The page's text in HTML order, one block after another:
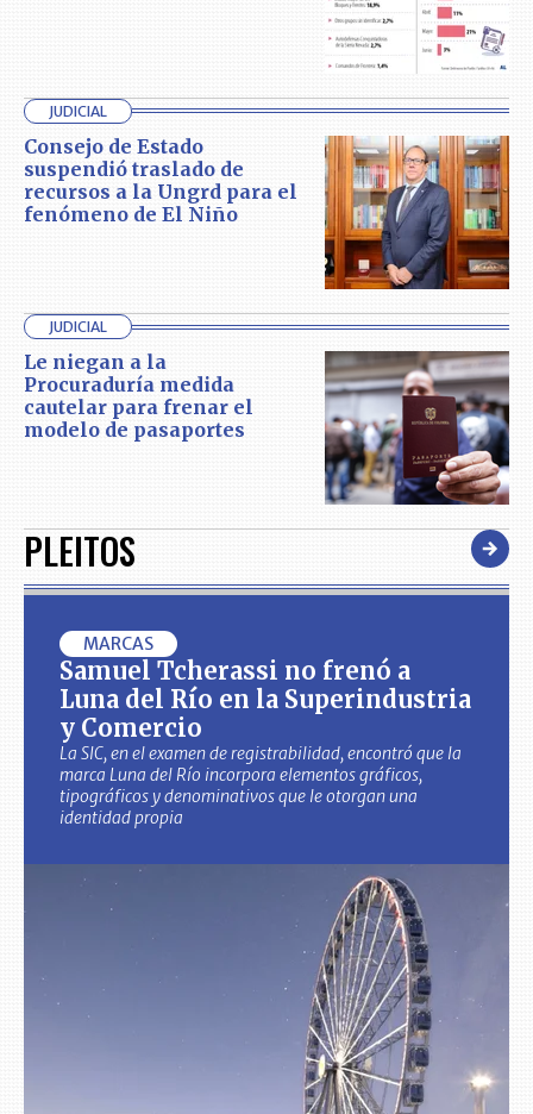
JUDICIAL
Consejo de Estado
suspendió traslado de
recursos a la Ungrd para el
fenómeno de El Niño
JUDICIAL
Le niegan a la
Procuraduría medida
cautelar para frenar el
modelo de pasaportes
PLEITOS
MARCAS
Samuel Tcherassi no frenó a
Luna del Río en la Superindustria
y Comercio
La SIC, en el examen de registrabilidad, encontró que la
marca Luna del Río incorpora elementos gráficos,
tipográficos y denominativos que le otorgan una
identidad propia